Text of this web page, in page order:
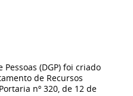
(DGP) foi criado
de Recursos
nº 320, de 12 de